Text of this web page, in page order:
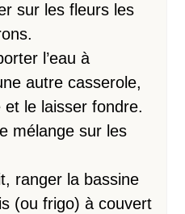
sur les fleurs les
l’eau à
autre casserole,
le laisser fondre.
mélange sur les
ranger la bassine
(ou frigo) à couvert